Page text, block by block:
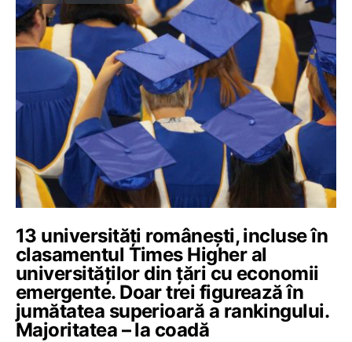
13 universități românești, incluse în
clasamentul Times Higher al
universităților din țări cu economii
emergente. Doar trei figurează în
jumătatea superioară a rankingului.
Majoritatea – la coadă